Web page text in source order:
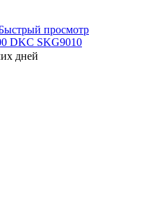
просмотр
DKC SKG9010
дней